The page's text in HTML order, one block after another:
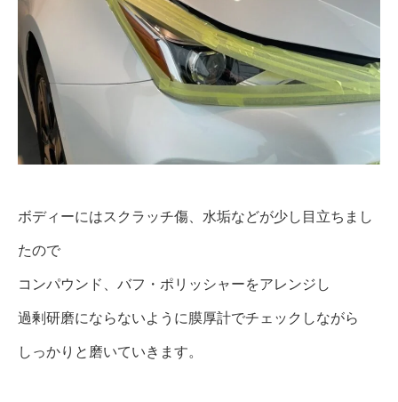
ボディーにはスクラッチ傷、水垢などが少し目立ちまし
たので
コンパウンド、バフ・ポリッシャーをアレンジし
過剰研磨にならないように膜厚計でチェックしながら
しっかりと磨いていきます。